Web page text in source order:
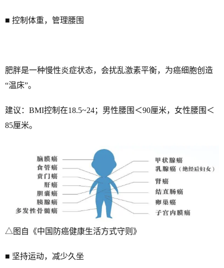
■ 控制体重，管理腰围
肥胖是一种慢性炎症状态，会扰乱激素平衡，为癌细胞创造
“温床”。
建议：BMI控制在18.5~24；男性腰围＜90厘米，女性腰围＜
85厘米。
△图自《中国防癌健康生活方式守则》
■ 坚持运动，减少久坐